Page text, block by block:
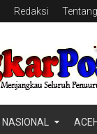
Redaksi
NASIONAL ACEH